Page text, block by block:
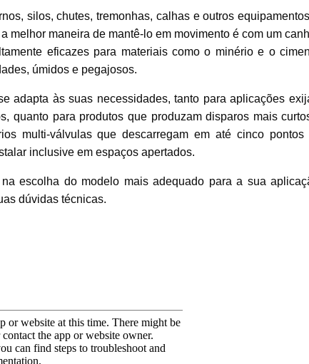
silos, chutes, tremonhas, calhas e outros
melhor maneira de mantê-lo em movimento é com um
eficazes para materiais como o minério e o
úmidos e pegajosos.
adapta às suas necessidades, tanto para aplicações
quanto para produtos que produzam disparos mais
multi-válvulas que descarregam em até cinco pontos
inclusive em espaços apertados.
escolha do modelo mais adequado para a sua
dúvidas técnicas.